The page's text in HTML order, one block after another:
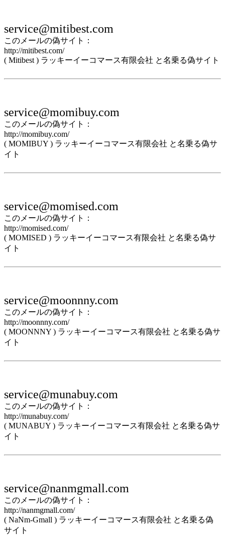
service@mitibest.com
このメールの偽サイト：
http://mitibest.com/
( Mitibest ) ラッキーイーコマース有限会社 と名乗る偽サイト
service@momibuy.com
このメールの偽サイト：
http://momibuy.com/
( MOMIBUY ) ラッキーイーコマース有限会社 と名乗る偽サ
イト
service@momised.com
このメールの偽サイト：
http://momised.com/
( MOMISED ) ラッキーイーコマース有限会社 と名乗る偽サ
イト
service@moonnny.com
このメールの偽サイト：
http://moonnny.com/
( MOONNNY ) ラッキーイーコマース有限会社 と名乗る偽サ
イト
service@munabuy.com
このメールの偽サイト：
http://munabuy.com/
( MUNABUY ) ラッキーイーコマース有限会社 と名乗る偽サ
イト
service@nanmgmall.com
このメールの偽サイト：
http://nanmgmall.com/
( NaNm-Gmall ) ラッキーイーコマース有限会社 と名乗る偽
サイト